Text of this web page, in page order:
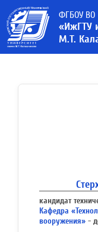
ФГБОУ ВО
«ИжГТУ
М.Т.
кандидат
Кафедра
вооружения» -